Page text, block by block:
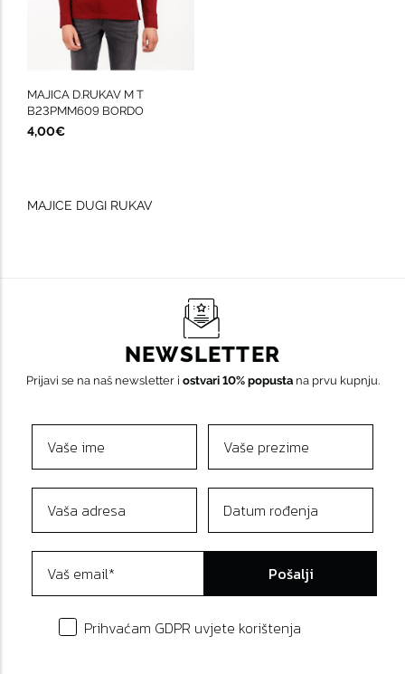
MAJICA D.RUKAV M T
B23PMM609 BORDO
4,00€
MAJICE DUGI RUKAV
NEWSLETTER
Prijavi se na naš newsletter i ostvari 10% popustana prvu kupnju.
Pošalji
Prihvaćam GDPR uvjete korištenja